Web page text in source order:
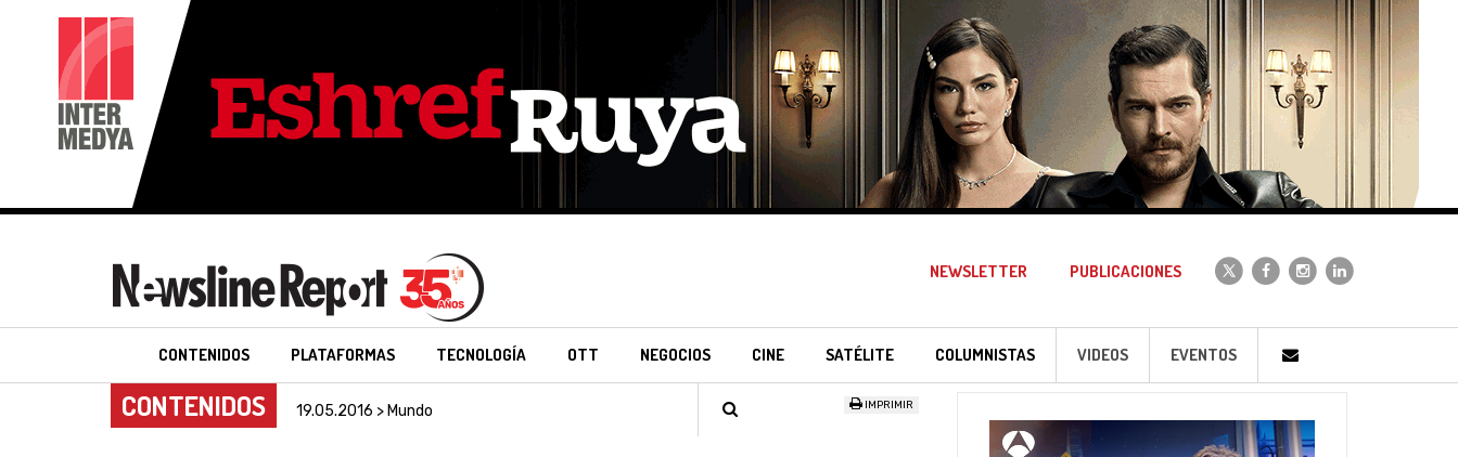
NEWSLETTER PUBLICACIONES
CONTENIDOS PLATAFORMAS TECNOLOGÍA OTT NEGOCIOS CINE SATÉLITE COLUMNISTAS VIDEOS EVENTOS
CONTENIDOS 19.05.2016 > Mundo IMPRIMIR